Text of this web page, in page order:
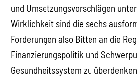
und Umsetzungsvorschlägen
Wirklichkeit sind die sechs
Forderungen also Bitten an die
Finanzierungspolitik und
Gesundheitssystem zu